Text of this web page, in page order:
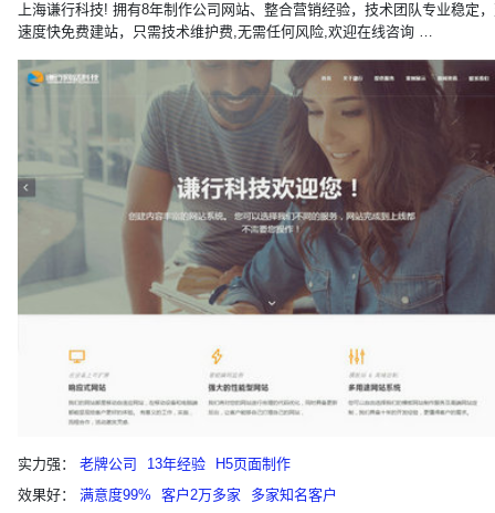
上海谦行科技! 拥有8年制作公司网站、整合营销经验，技术团队专业稳定
速度快免费建站，只需技术维护费,无需任何风险,欢迎在线咨询 …
实力强： 老牌公司 13年经验
H5页面制作
效果好：
满意度99% 客户2万多家
多家知名客户